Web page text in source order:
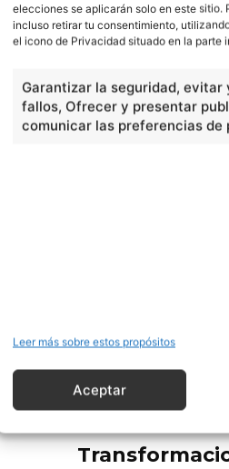
elecciones se aplicarán solo en este sitio.
incluso retirar tu consentimiento,
el icono de Privacidad situado en la parte
Garantizar la seguridad,
fallos, Ofrecer y presentar
comunicar las preferencias de
Leer más sobre estos propósitos
Aceptar